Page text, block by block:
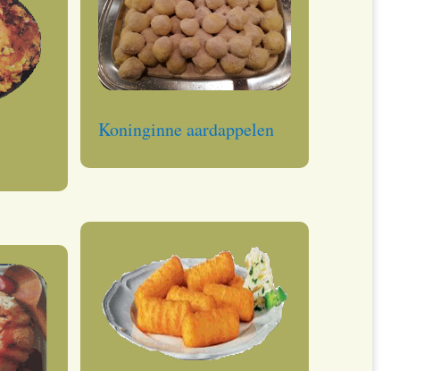
Koninginne aardappelen